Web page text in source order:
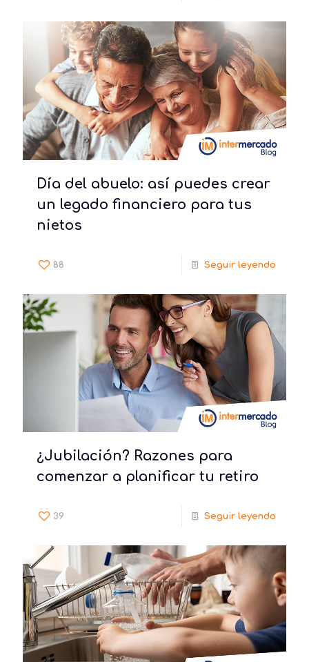
Día del abuelo: así puedes crear
un legado financiero para tus
nietos
88 Seguir leyendo
¿Jubilación? Razones para
comenzar a planificar tu retiro
39 Seguir leyendo